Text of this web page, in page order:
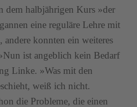
dem halbjährigen Kurs »der
eine reguläre Lehre mit
andere konnten ein weiteres
ist angeblich kein Bedarf
Linke. »Was mit den
weiß ich nicht.
die Probleme, die einen